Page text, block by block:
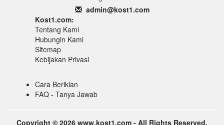
admin@kost1.com
Kost1.com:
Tentang Kami
Hubungin Kami
Sitemap
Kebijakan Privasi
Cara Beriklan
FAQ - Tanya Jawab
Copyright © 2026 www.kost1.com - All Rights Reserved.